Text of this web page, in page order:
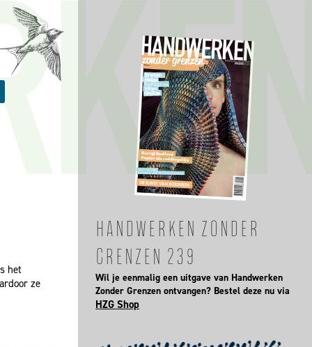
het
ze
HANDWERKEN ZONDER
GRENZEN 239
Wil je eenmalig een uitgave van Handwerken
Zonder Grenzen ontvangen? Bestel deze nu via
HZG Shop